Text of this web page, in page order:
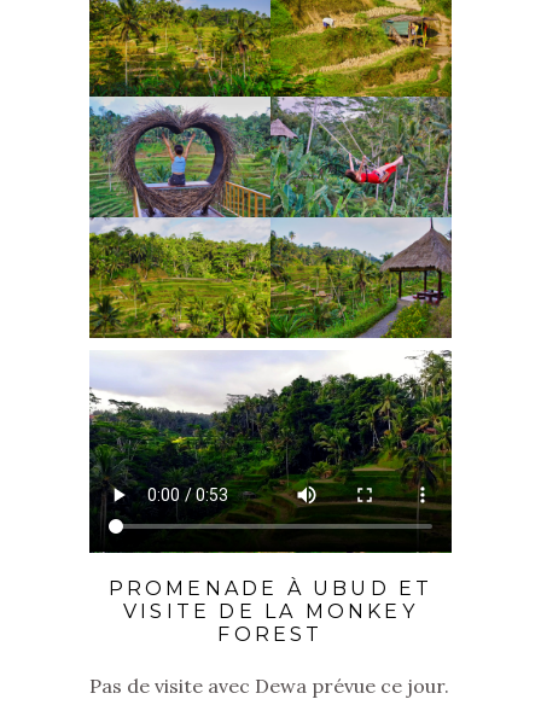
PROMENADE À UBUD ET
VISITE DE LA MONKEY
FOREST
Pas de visite avec Dewa prévue ce jour.